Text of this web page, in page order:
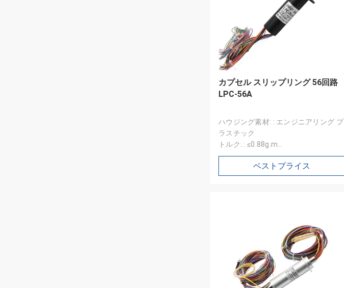
カプセル スリップリング 56回路
LPC-56A
ハウジング素材: : エンジニアリング プ
ラスチック
トルク: : ≤0.88g.m
ワイヤの種類: : AWG30#
ベストプライス